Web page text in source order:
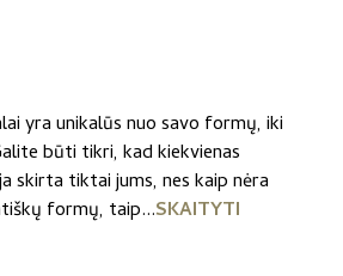
yra unikalūs nuo savo formų, iki
būti tikri, kad kiekvienas
skirta tiktai jums, nes kaip nėra
formų, taip...SKAITYTI